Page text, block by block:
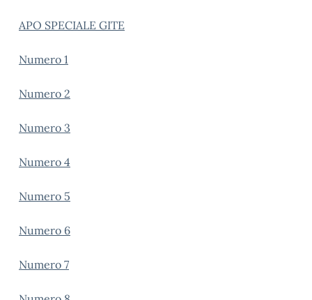
APO SPECIALE GITE
Numero 1
Numero 2
Numero 3
Numero 4
Numero 5
Numero 6
Numero 7